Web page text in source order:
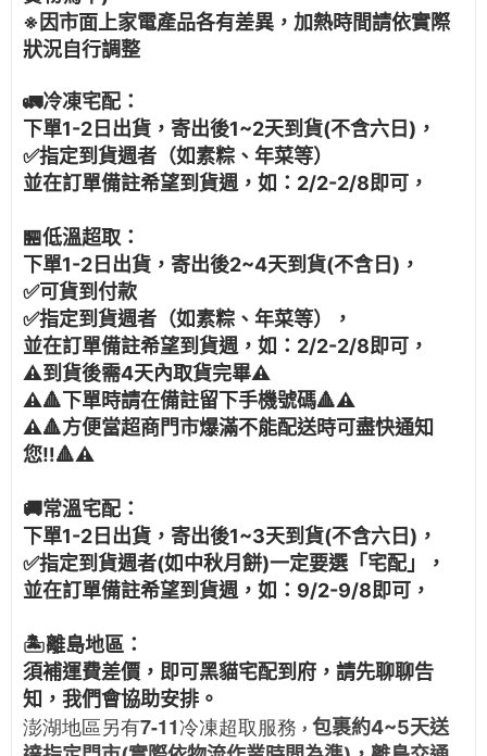
※因市面上家電產品各有差異，加熱時間請依實際
狀況自行調整
🚛冷凍宅配：
下單1-2日出貨，寄出後1~2天到貨(不含六日)，
✅指定到貨週者（如素粽、年菜等）
並在訂單備註希望到貨週，如：2/2-2/8即可，
🏪低溫超取：
下單1-2日出貨，寄出後2~4天到貨(不含日)，
✅可貨到付款
✅指定到貨週者（如素粽、年菜等），
並在訂單備註希望到貨週，如：2/2-2/8即可，
⚠️到貨後需4天內取貨完畢⚠️
⚠️🔺下單時請在備註留下手機號碼🔺⚠️
⚠️🔺方便當超商門市爆滿不能配送時可盡快通知
您‼️🔺⚠️
🚚常溫宅配：
下單1-2日出貨，寄出後1~3天到貨(不含六日)，
✅指定到貨週者(如中秋月餅)一定要選「宅配」，
並在訂單備註希望到貨週，如：9/2-9/8即可，
🏝️離島地區：
須補運費差價，即可黑貓宅配到府，請先聊聊告
知，我們會協助安排。
澎湖地區另有7-11冷凍超取服務 ， 包裹約4~5天送